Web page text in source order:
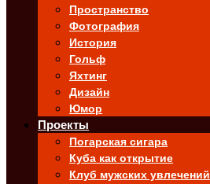
Пространство
Фотография
История
Гольф
Яхтинг
Дизайн
Юмор
Проекты
Погарская сигара
Куба как открытие
Клуб мужских увлечений